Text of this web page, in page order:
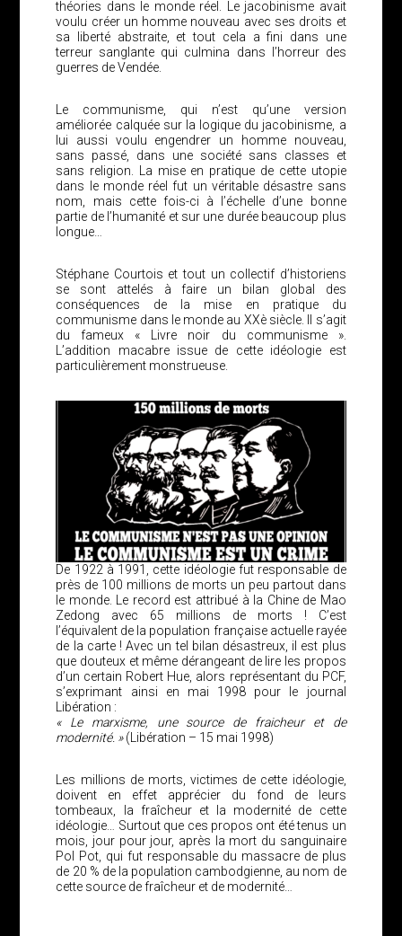
théories dans le monde réel. Le jacobinisme avait
voulu créer un homme nouveau avec ses droits et
sa liberté abstraite, et tout cela a fini dans une
terreur sanglante qui culmina dans l’horreur des
guerres de Vendée.
Le communisme, qui n’est qu’une version
améliorée calquée sur la logique du jacobinisme, a
lui aussi voulu engendrer un homme nouveau,
sans passé, dans une société sans classes et
sans religion. La mise en pratique de cette utopie
dans le monde réel fut un véritable désastre sans
nom, mais cette fois-ci à l’échelle d’une bonne
partie de l’humanité et sur une durée beaucoup plus
longue…
Stéphane Courtois et tout un collectif d’historiens
se sont attelés à faire un bilan global des
conséquences de la mise en pratique du
communisme dans le monde au XXè siècle. Il s’agit
du fameux « Livre noir du communisme ».
L’addition macabre issue de cette idéologie est
particulièrement monstrueuse.
De 1922 à 1991, cette idéologie fut responsable de
près de 100 millions de morts un peu partout dans
le monde. Le record est attribué à la Chine de Mao
Zedong avec 65 millions de morts ! C’est
l’équivalent de la population française actuelle rayée
de la carte ! Avec un tel bilan désastreux, il est plus
que douteux et même dérangeant de lire les propos
d’un certain Robert Hue, alors représentant du PCF,
s’exprimant ainsi en mai 1998 pour le journal
Libération :
« Le marxisme, une source de fraicheur et de
modernité. »(Libération – 15 mai 1998)
Les millions de morts, victimes de cette idéologie,
doivent en effet apprécier du fond de leurs
tombeaux, la fraîcheur et la modernité de cette
idéologie… Surtout que ces propos ont été tenus un
mois, jour pour jour, après la mort du sanguinaire
Pol Pot, qui fut responsable du massacre de plus
de 20 % de la population cambodgienne, au nom de
cette source de fraîcheur et de modernité…